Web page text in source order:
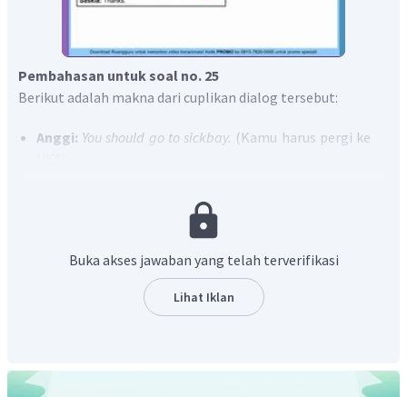
Pembahasan untuk soal no. 25
Berikut adalah makna dari cuplikan dialog tersebut:
Anggi: You should go to sickbay. (Kamu harus pergi ke
Sure. It’s next to the head teacher’s office.
Berdasarkan maknanya, menunjukkan bahwa
menanyakan di mana lokasi UKS tersebut
Kalimat pertanyaan yang tepat dengan situasi tersebut
Buka akses jawaban yang telah terverifikasi
Lihat Iklan